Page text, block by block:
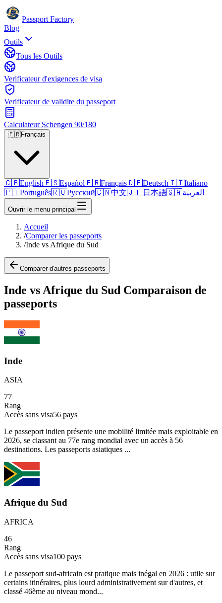
Passport Factory
Blog
Outils
Tous les Outils
Verificateur d'exigences de visa
Verificateur de validite du passeport
Calculateur Schengen 90/180
🇫🇷Français
🇬🇧English🇪🇸Español🇫🇷Français🇩🇪Deutsch🇮🇹Italiano
🇵🇹Português🇷🇺Русский🇨🇳中文🇯🇵日本語🇸🇦العربية
Ouvrir le menu principal
Accueil
/Comparer les passeports
/Inde vs Afrique du Sud
Comparer d'autres passeports
Inde vs Afrique du Sud Comparaison de
passeports
Inde
ASIA
77
Rang
Accès sans visa56 pays
Le passeport indien présente une mobilité limitée mais exploitable en
2026, se classant au 77e rang mondial avec un accès à 56
destinations. Les passeports asiatiques ...
Afrique du Sud
AFRICA
46
Rang
Accès sans visa100 pays
Le passeport sud-africain est pratique mais inégal en 2026 : utile sur
certains itinéraires, plus lourd administrativement sur d'autres, et
classé 46ème au niveau mond...